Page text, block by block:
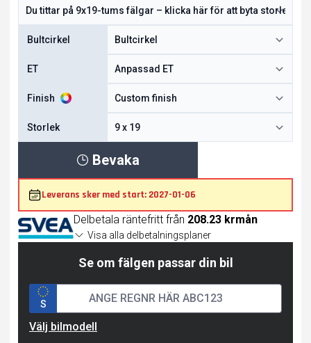
Bultcirkel
ET
Finish
Storlek
Bevaka
Leverans sker med start: 2027-01-06
Delbetala räntefritt från 208.23 krmån
Visa alla delbetalningsplaner
Se om fälgen passar din bil
S
Välj bilmodell